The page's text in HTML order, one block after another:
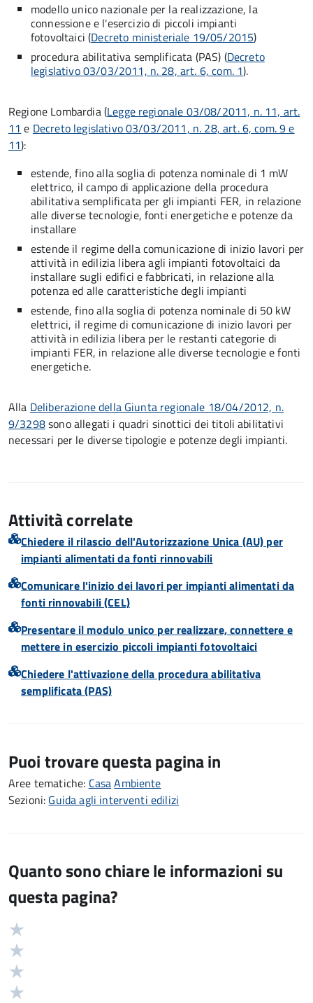
modello unico nazionale per la realizzazione, la
connessione e l'esercizio di piccoli impianti
fotovoltaici (Decreto ministeriale 19/05/2015)
procedura abilitativa semplificata (PAS) (Decreto
legislativo 03/03/2011, n. 28, art. 6, com. 1).
Regione Lombardia (Legge regionale 03/08/2011, n. 11, art.
11 e Decreto legislativo 03/03/2011, n. 28, art. 6, com. 9 e
11):
estende, fino alla soglia di potenza nominale di 1 mW
elettrico, il campo di applicazione della procedura
abilitativa semplificata per gli impianti FER, in relazione
alle diverse tecnologie, fonti energetiche e potenze da
installare
estende il regime della comunicazione di inizio lavori per
attività in edilizia libera agli impianti fotovoltaici da
installare sugli edifici e fabbricati, in relazione alla
potenza ed alle caratteristiche degli impianti
estende, fino alla soglia di potenza nominale di 50 kW
elettrici, il regime di comunicazione di inizio lavori per
attività in edilizia libera per le restanti categorie di
impianti FER, in relazione alle diverse tecnologie e fonti
energetiche.
Alla Deliberazione della Giunta regionale 18/04/2012, n.
9/3298sono allegati i quadri sinottici dei titoli abilitativi
necessari per le diverse tipologie e potenze degli impianti.
Attività correlate
Chiedere il rilascio dell'Autorizzazione Unica (AU) per
impianti alimentati da fonti rinnovabili
Comunicare l'inizio dei lavori per impianti alimentati da
fonti rinnovabili (CEL)
Presentare il modulo unico per realizzare, connettere e
mettere in esercizio piccoli impianti fotovoltaici
Chiedere l'attivazione della procedura abilitativa
semplificata (PAS)
Puoi trovare questa pagina in
Aree tematiche: CasaAmbiente
Sezioni: Guida agli interventi edilizi
Quanto sono chiare le informazioni su
questa pagina?
Valutazione